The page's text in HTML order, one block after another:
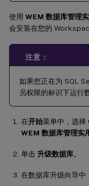
使用 WEM 数据库管理
会安装在您的
注意：
如果您正在为 SQL
员权限的标识下运行
在开始菜单中，选择
WEM 数据库管理实
单击 升级数据库。
在数据库升级向导中